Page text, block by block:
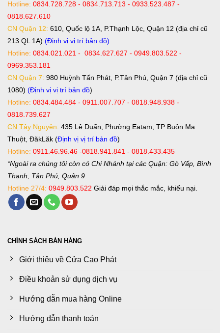
Hotline: 0834.728.728 - 0834.713.713 - 0933.523.487 -
0818.627.610
CN Quận 12: 610, Quốc lộ 1A, P.Thạnh Lộc, Quận 12 (địa chỉ cũ
213 QL 1A) (Định vị vị trí bản đồ)
Hotline: 0834.021.021 - 0834.627.627 - 0949.803.522 -
0969.353.181
CN Quận 7: 980 Huỳnh Tấn Phát, P.Tân Phú, Quận 7 (địa chỉ cũ
1080) (Định vị vị trí bản đồ)
Hotline: 0834.484.484 - 0911.007.707 - 0818.948.938 -
0818.739.627
CN Tây Nguyên: 435 Lê Duẩn, Phường Eatam, TP Buôn Ma
Thuột, ĐăkLăk (Định vị vị trí bản đồ)
Hotline: 0911.46.96.46 -0818.941.841 - 0818.433.435
*Ngoài ra chúng tôi còn có Chi Nhánh tại các Quận: Gò Vấp, Bình
Thạnh, Tân Phú, Quận 9
Hotline 27/4: 0949.803.522 Giải đáp mọi thắc mắc, khiếu nại.
CHÍNH SÁCH BÁN HÀNG
Giới thiệu về Cửa Cao Phát
Điều khoản sử dụng dịch vụ
Hướng dẫn mua hàng Online
Hướng dẫn thanh toán